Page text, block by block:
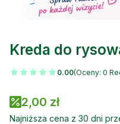
Kreda do
0.00(Oceny: 0
2,00 zł
Najniższa cena z 30 dni